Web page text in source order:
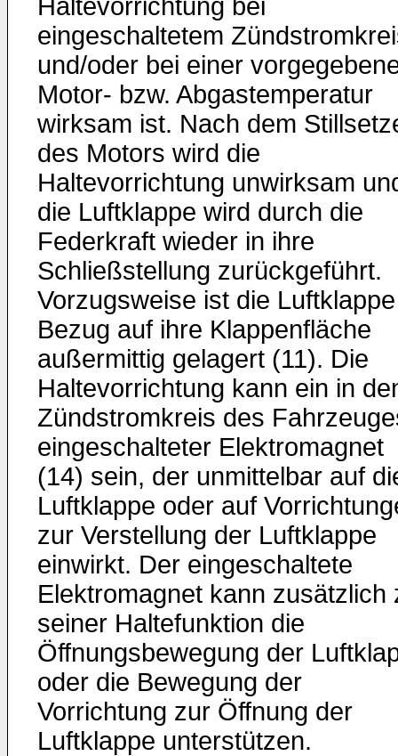
Haltevorrichtung bei
eingeschaltetem
und/oder bei einer
Motor- bzw. Abgastemperatur
wirksam ist. Nach dem
des Motors wird die
Haltevorrichtung unwirksam
die Luftklappe wird durch die
Federkraft wieder in ihre
Schließstellung zurückgeführt.
Vorzugsweise ist die
Bezug auf ihre Klappenfläche
außermittig gelagert (11). Die
Haltevorrichtung kann ein in
Zündstromkreis des
eingeschalteter Elektromagnet
(14) sein, der unmittelbar auf
Luftklappe oder auf
zur Verstellung der Luftklappe
einwirkt. Der eingeschaltete
Elektromagnet kann zusätzlich
seiner Haltefunktion die
Öffnungsbewegung der
oder die Bewegung der
Vorrichtung zur Öffnung der
Luftklappe unterstützen.